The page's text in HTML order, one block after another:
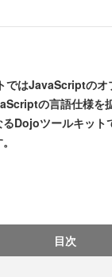
はJavaScriptのオ
の言語仕様を
Dojoツールキット
目次